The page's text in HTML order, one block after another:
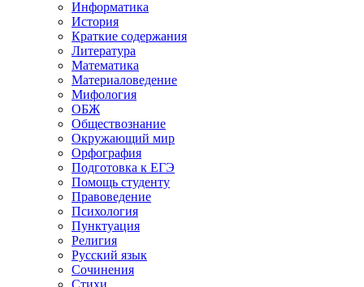
Информатика
История
Краткие содержания
Литература
Математика
Материаловедение
Мифология
ОБЖ
Обществознание
Окружающий мир
Орфография
Подготовка к ЕГЭ
Помощь студенту
Правоведение
Психология
Пунктуация
Религия
Русский язык
Сочинения
Стихи